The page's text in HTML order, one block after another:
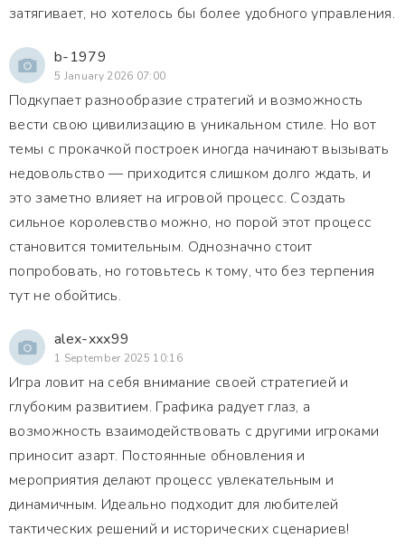
затягивает, но хотелось бы более удобного управления.
b-1979
5 January 2026 07:00
Подкупает разнообразие стратегий и возможность
вести свою цивилизацию в уникальном стиле. Но вот
темы с прокачкой построек иногда начинают вызывать
недовольство — приходится слишком долго ждать, и
это заметно влияет на игровой процесс. Создать
сильное королевство можно, но порой этот процесс
становится томительным. Однозначно стоит
попробовать, но готовьтесь к тому, что без терпения
тут не обойтись.
alex-xxx99
1 September 2025 10:16
Игра ловит на себя внимание своей стратегией и
глубоким развитием. Графика радует глаз, а
возможность взаимодействовать с другими игроками
приносит азарт. Постоянные обновления и
мероприятия делают процесс увлекательным и
динамичным. Идеально подходит для любителей
тактических решений и исторических сценариев!